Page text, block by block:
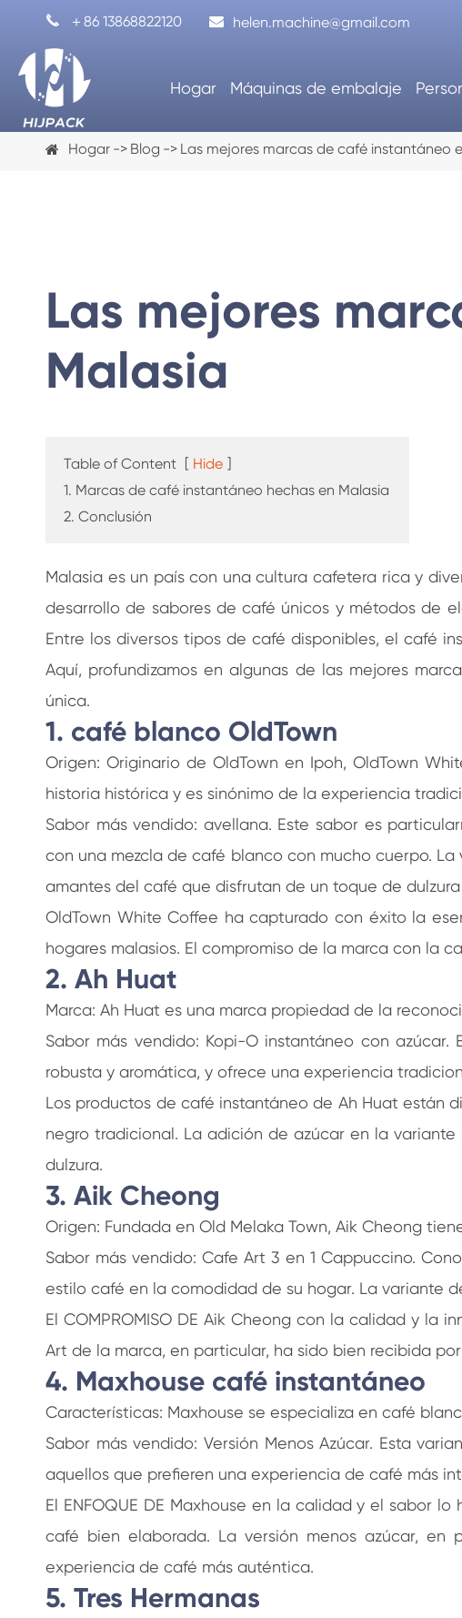
 ＋86 13868822120 helen.machine@gmail.com
Hogar Máquinas de embalaje
Máquina de llenado de cápsulas de
Hogar Blog Las mejores marcas de café instantáneo
Las mejores
Malasia
Table of Content [ Hide ]
1. Marcas de café instantáneo hechas en Malasia
2. Conclusión
Malasia es un país con una cultura cafetera rica y
desarrollo de sabores de café únicos y métodos de
Entre los diversos tipos de café disponibles, el café
Aquí, profundizamos en algunas de las mejores
única.
1. café blanco OldTown
Origen: Originario de OldTown en Ipoh, OldTown
historia histórica y es sinónimo de la experiencia
Sabor más vendido: avellana. Este sabor es
con una mezcla de café blanco con mucho cuerpo.
amantes del café que disfrutan de un toque de
OldTown White Coffee ha capturado con éxito la
hogares malasios. El compromiso de la marca con la
2. Ah Huat
Marca: Ah Huat es una marca propiedad de la
Sabor más vendido: Kopi-O instantáneo con
robusta y aromática, y ofrece una experiencia
Los productos de café instantáneo de Ah Huat están
negro tradicional. La adición de azúcar en la
dulzura.
3. Aik Cheong
Origen: Fundada en Old Melaka Town, Aik Cheong
Sabor más vendido: Cafe Art 3 en 1 Cappuccino.
estilo café en la comodidad de su hogar. La variante
El COMPROMISO DE Aik Cheong con la calidad y
Art de la marca, en particular, ha sido bien recibida
4. Maxhouse café instantáneo
Características: Maxhouse se especializa en café
Sabor más vendido: Versión Menos Azúcar. Esta
aquellos que prefieren una experiencia de café más
El ENFOQUE DE Maxhouse en la calidad y el sabor
café bien elaborada. La versión menos azúcar,
experiencia de café más auténtica.
5. Tres Hermanas